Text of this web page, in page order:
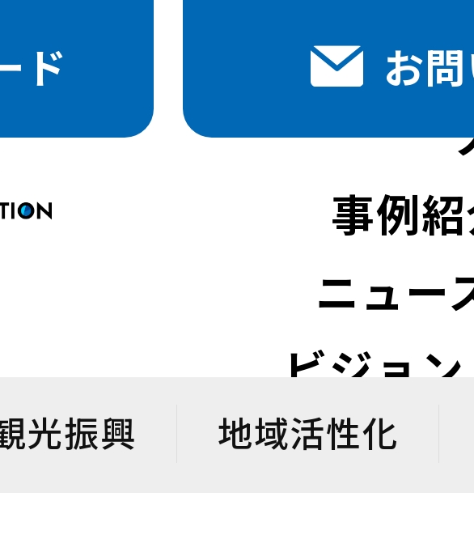
事例
ニュー
ビジョン
ド お
光振興 地域活性化
コラム 国土強靱化とは？自